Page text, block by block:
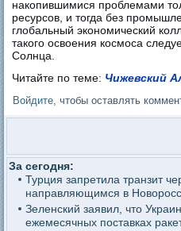
накопившимися проблемами
ресурсов, и тогда без
глобальный экономический
такого освоения космоса
Солнца.
Читайте по теме: Чижевский
Войдите, чтобы оставлять
За сегодня:
Турция запретила транзит
направляющимся в
Зеленский заявил, что
ежемесячных поставках